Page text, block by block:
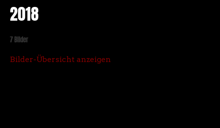
2018
7 Bilder
Bilder-Übersicht anzeigen